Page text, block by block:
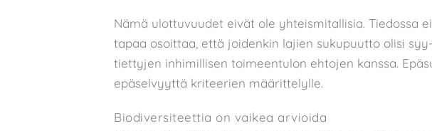
Nämä ulottuvuudet eivät ole yhteismitallisia. Tiedossa
tapaa osoittaa, että joidenkin lajien sukupuutto olisi
tiettyjen inhimillisen toimeentulon ehtojen kanssa.
epäselvyyttä kriteerien määrittelylle.
Biodiversiteettia on vaikea arvioida